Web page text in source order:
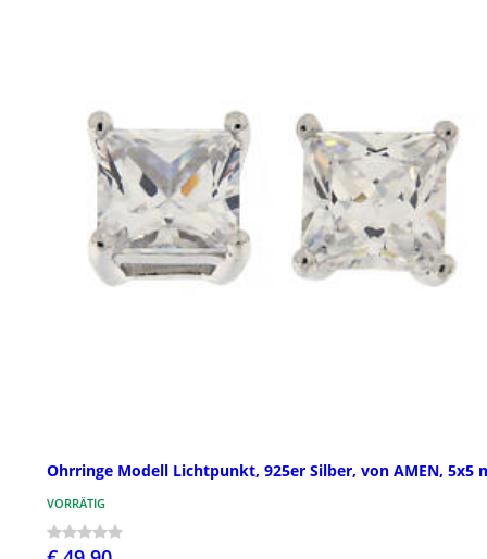
Ohrringe Modell Lichtpunkt, 925er Silber, von AMEN, 5x5
VORRÄTIG